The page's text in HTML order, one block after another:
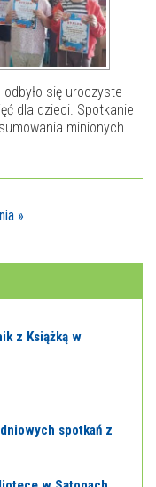
się uroczyste
dla dzieci. Spotkanie
minionych
»
z Książką w
spotkań z